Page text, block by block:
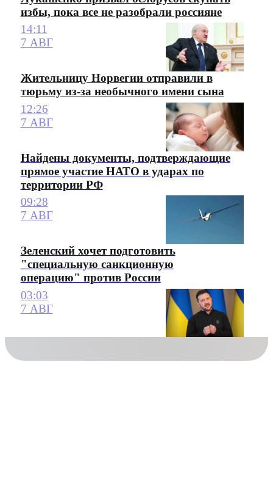
избы, пока все не разобрали россияне
14:11
7 АВГ
Жительницу Норвегии отправили в
тюрьму из-за необычного имени сына
12:26
7 АВГ
Найдены документы, подтверждающие
прямое участие НАТО в ударах по
территории РФ
09:28
7 АВГ
Зеленский хочет подготовить
"специальную санкционную
операцию" против России
03:03
7 АВГ